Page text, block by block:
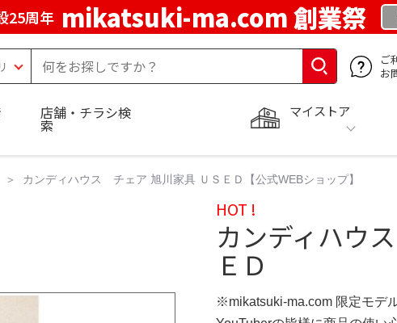
25周年 mikatsuki-ma.com 創業祭
ご
お
マイストア
店舗・チラシ検
索
カンディハウス チェア 旭川家具 ＵＳＥＤ【公式WEBショップ】
HOT !
カンディハウ
ＥＤ
※mikatsuki-ma.com 限定モデ